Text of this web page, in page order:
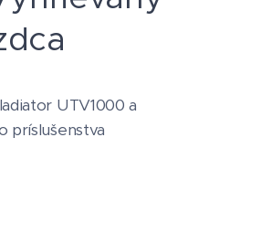
UTV1000 a
príslušenstva